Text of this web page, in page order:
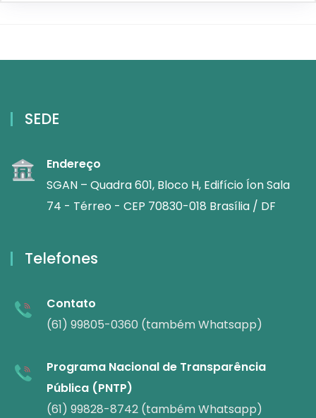
SEDE
Endereço
SGAN – Quadra 601, Bloco H, Edifício Íon Sala
74 - Térreo - CEP 70830-018 Brasília / DF
Telefones
Contato
(61) 99805-0360 (também Whatsapp)
Programa Nacional de Transparência
Pública (PNTP)
(61) 99828-8742 (também Whatsapp)